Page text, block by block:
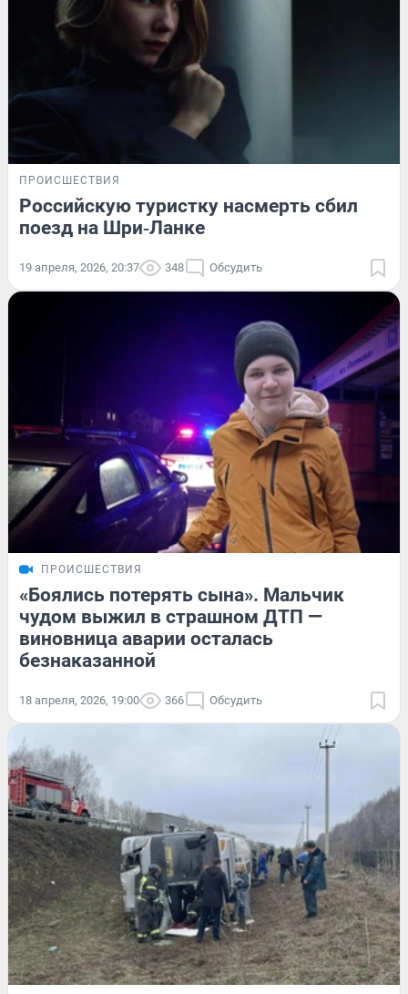
ПРОИСШЕСТВИЯ
Российскую туристку насмерть сбил
поезд на Шри‑Ланке
19 апреля, 2026, 20:37 348 Обсудить
ПРОИСШЕСТВИЯ
«Боялись потерять сына». Мальчик
чудом выжил в страшном ДТП —
виновница аварии осталась
безнаказанной
18 апреля, 2026, 19:00 366 Обсудить